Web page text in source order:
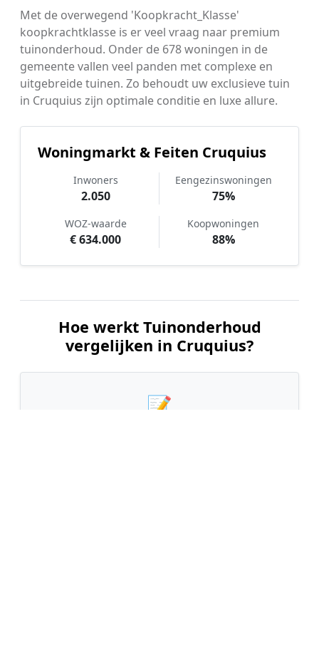
Met de overwegend 'Koopkracht_Klasse'
koopkrachtklasse is er veel vraag naar premium
tuinonderhoud. Onder de 678 woningen in de
gemeente vallen veel panden met complexe en
uitgebreide tuinen. Zo behoudt uw exclusieve tuin
in Cruquius zijn optimale conditie en luxe allure.
Woningmarkt & Feiten Cruquius
Inwoners
2.050
Eengezinswoningen
75%
WOZ-waarde
€ 634.000
Koopwoningen
88%
Hoe werkt Tuinonderhoud
vergelijken in Cruquius?
📝